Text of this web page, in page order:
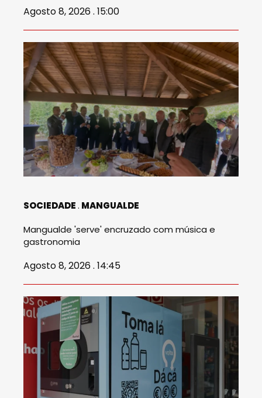
Agosto 8, 2026 . 15:00
SOCIEDADE MANGUALDE
Mangualde 'serve' encruzado com música e
gastronomia
Agosto 8, 2026 . 14:45